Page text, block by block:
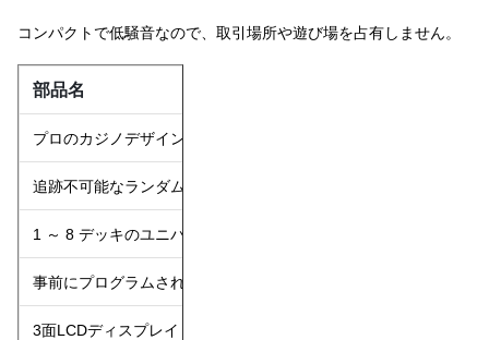
コンパクトで低騒音なので、取引場所や遊び場を占有しません。
部品名
プロのカジノデザイン
追跡不可能なランダムシャッフル
1 ～ 8 デッキのユニバーサル容量
事前にプログラムされたゲームモード
3面LCDディスプレイ